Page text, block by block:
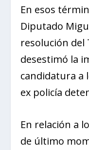
En esos
Diputado
resolución del
desestimó la
candidatura a
ex policía
En relación a
de último